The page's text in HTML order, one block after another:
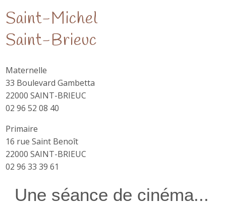
Saint-Michel
Saint-Brieuc
Maternelle
33 Boulevard Gambetta
22000 SAINT-BRIEUC
02 96 52 08 40
Primaire
16 rue Saint Benoît
22000 SAINT-BRIEUC
02 96 33 39 61
Une séance de cinéma...